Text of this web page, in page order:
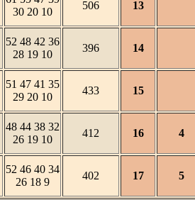
30 20 10
506 13
52 48 42 36
28 19 10
396 14
51 47 41 35
29 20 10
433 15
48 44 38 32
26 19 10
412 16 4
52 46 40 34
26 18 9
402 17 5